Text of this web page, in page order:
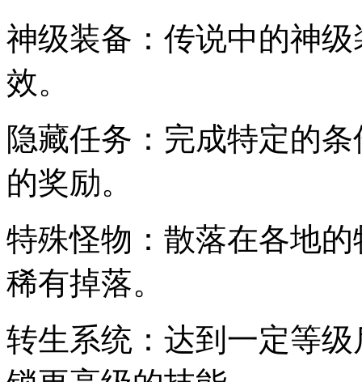
神级装备：传说中的神
效。
隐藏任务：完成特定的
的奖励。
特殊怪物：散落在各地
稀有掉落。
转生系统：达到一定等